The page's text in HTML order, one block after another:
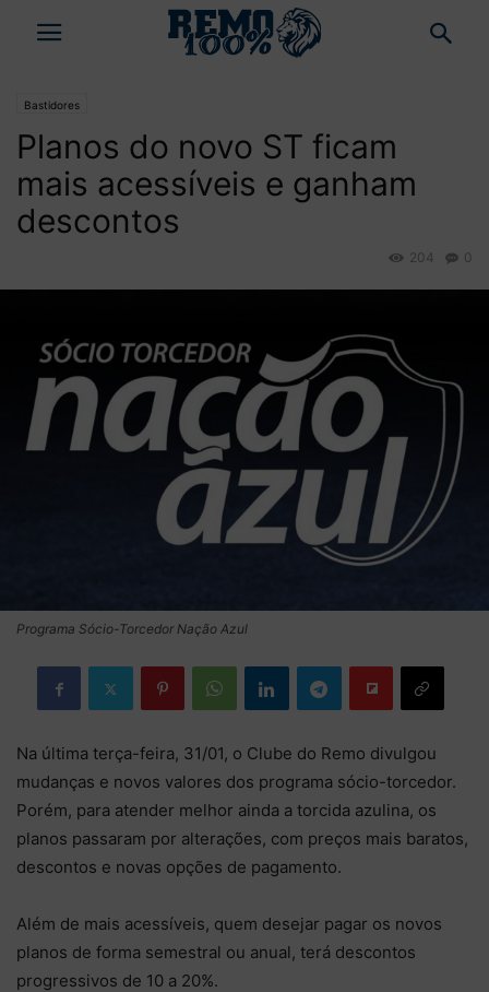
Bastidores
Planos do novo ST ficam
mais acessíveis e ganham
descontos
0
204
Programa Sócio-Torcedor Nação Azul
Na última terça-feira, 31/01, o Clube do Remo divulgou
mudanças e novos valores dos programa sócio-torcedor.
Porém, para atender melhor ainda a torcida azulina, os
planos passaram por alterações, com preços mais baratos,
descontos e novas opções de pagamento.
Além de mais acessíveis, quem desejar pagar os novos
planos de forma semestral ou anual, terá descontos
progressivos de 10 a 20%.